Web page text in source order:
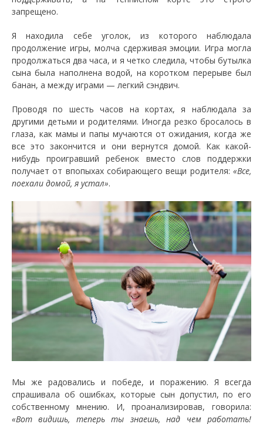
запрещено.
Я находила себе уголок, из которого наблюдала
продолжение игры, молча сдерживая эмоции. Игра могла
продолжаться два часа, и я четко следила, чтобы бутылка
сына была наполнена водой, на коротком перерыве был
банан, а между играми — легкий сэндвич.
Проводя по шесть часов на кортах, я наблюдала за
другими детьми и родителями. Иногда резко бросалось в
глаза, как мамы и папы мучаются от ожидания, когда же
все это закончится и они вернутся домой. Как какой-
нибудь проигравший ребенок вместо слов поддержки
получает от впопыхах собирающего вещи родителя: «Все,
поехали домой, я устал».
Мы же радовались и победе, и поражению. Я всегда
спрашивала об ошибках, которые сын допустил, по его
собственному мнению. И, проанализировав, говорила:
«Вот видишь, теперь ты знаешь, над чем работать!